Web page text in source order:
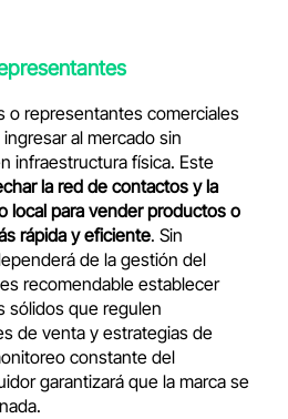
o representantes comerciales
al mercado sin
infraestructura física. Este
la red de contactos y la
local para vender productos o
rápida y eficiente. Sin
de la gestión del
recomendable establecer
sólidos que regulen
de venta y estrategias de
constante del
garantizará que la marca se